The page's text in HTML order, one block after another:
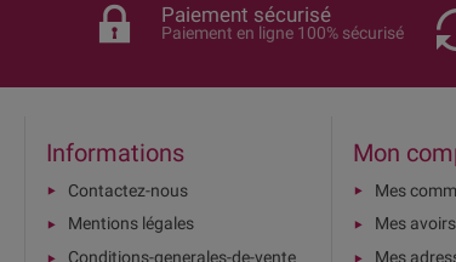
Paiement sécurisé
Paiement en ligne 100% sécurisé
Informations
Contactez-nous
Mentions légales
Conditions-generales-de-vente
Mon
Mes
Mes avoirs
Mes